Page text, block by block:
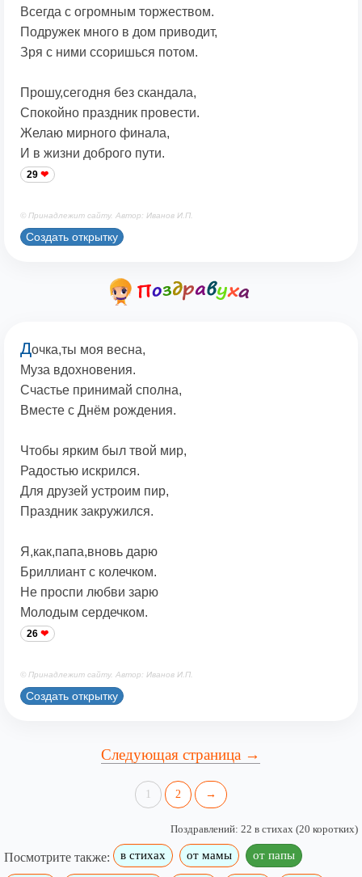
Всегда с огромным торжеством.
Подружек много в дом приводит,
Зря с ними ссоришься потом.
Прошу,сегодня без скандала,
Спокойно праздник провести.
Желаю мирного финала,
И в жизни доброго пути.
29
© Принадлежит сайту. Автор: Иванов И.П.
Создать открытку
Дочка,ты моя весна,
Муза вдохновения.
Счастье принимай сполна,
Вместе с Днём рождения.
Чтобы ярким был твой мир,
Радостью искрился.
Для друзей устроим пир,
Праздник закружился.
Я,как,папа,вновь дарю
Бриллиант с колечком.
Не проспи любви зарю
Молодым сердечком.
26
© Принадлежит сайту. Автор: Иванов И.П.
Создать открытку
Следующая страница →
1 2 →
Поздравлений: 22 в стихах (20 коротких)
Посмотрите также: в стихах от мамы от папы